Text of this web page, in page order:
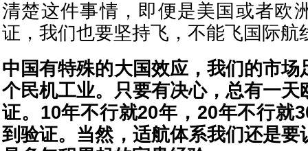
清楚这件事情，即便是美国或者欧
证，我们也要坚持飞，不能飞国际航
中国有特殊的大国效应，我们的市场
个民机工业。只要有决心，总有一天
证。10年不行就20年，20年不行就
到验证。当然，适航体系我们还是要